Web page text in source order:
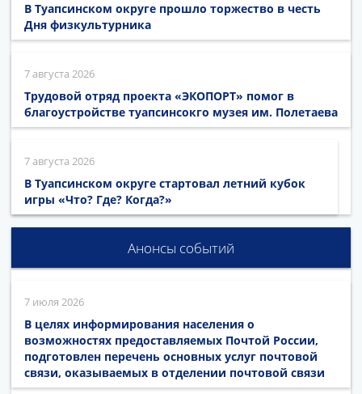
В Туапсинском округе прошло торжество в честь
Дня физкультурника
7 августа 2026
Трудовой отряд проекта «ЭКОПОРТ» помог в
благоустройстве туапсинсокго музея им. Полетаева
7 августа 2026
В Туапсинском округе стартовал летний кубок
игры «Что? Где? Когда?»
Анонсы событий
7 июля 2026
В целях информирования населения о
возможностях предоставляемых Почтой России,
подготовлен перечень основных услуг почтовой
связи, оказываемых в отделении почтовой связи